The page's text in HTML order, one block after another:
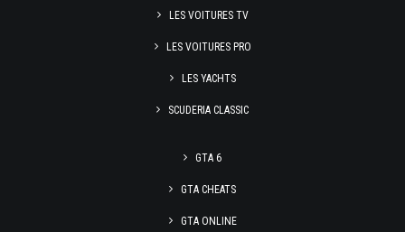
LES VOITURES TV
LES VOITURES PRO
LES YACHTS
SCUDERIA CLASSIC
GTA 6
GTA CHEATS
GTA ONLINE